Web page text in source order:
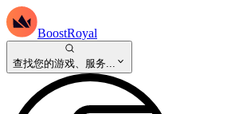
BoostRoyal
查找您的游戏、服务...